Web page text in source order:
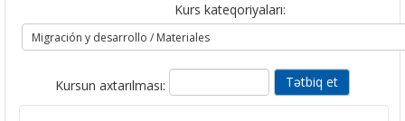
Kurs kateqoriyaları:
Kursun axtarılması: